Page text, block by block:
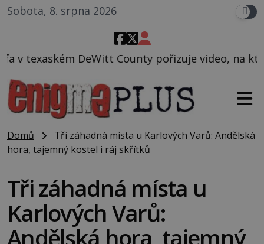
Sobota, 8. srpna 2026
pořizuje video, na kterém před jeho
Domů
Tři záhadná místa u Karlových Varů: Andělská
hora, tajemný kostel i ráj skřítků
Tři záhadná místa u
Karlových Varů:
Andělská hora, tajemný